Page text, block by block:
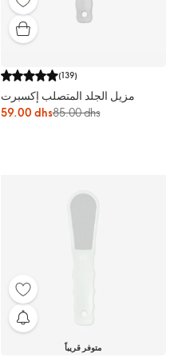
(139)
مزيل الجلد المتصلب إكسبرت
59.00 dhs85.00 dhs
متوفر قريباً